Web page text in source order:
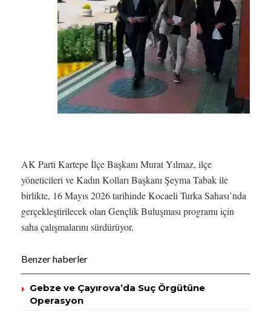
AK Parti Kartepe İlçe Başkanı Murat Yılmaz, ilçe
yöneticileri ve Kadın Kolları Başkanı Şeyma Tabak ile
birlikte, 16 Mayıs 2026 tarihinde Kocaeli Turka Sahası’nda
gerçekleştirilecek olan Gençlik Buluşması programı için
saha çalışmalarını sürdürüyor.
Benzer haberler
Gebze ve Çayırova’da Suç Örgütüne
Operasyon